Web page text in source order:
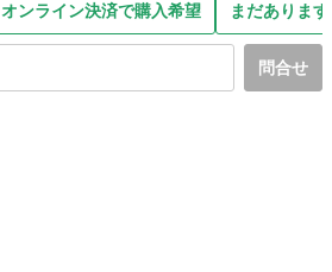
オンライン決済で購入希望 まだありま
問合せ